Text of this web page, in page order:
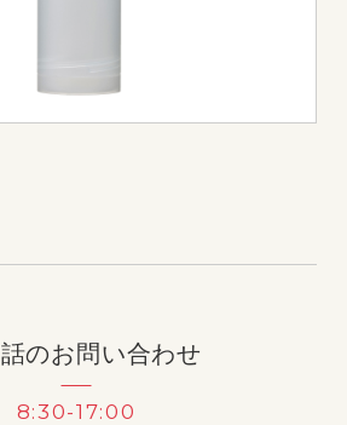
のお問い合わせ
8:30-17:00